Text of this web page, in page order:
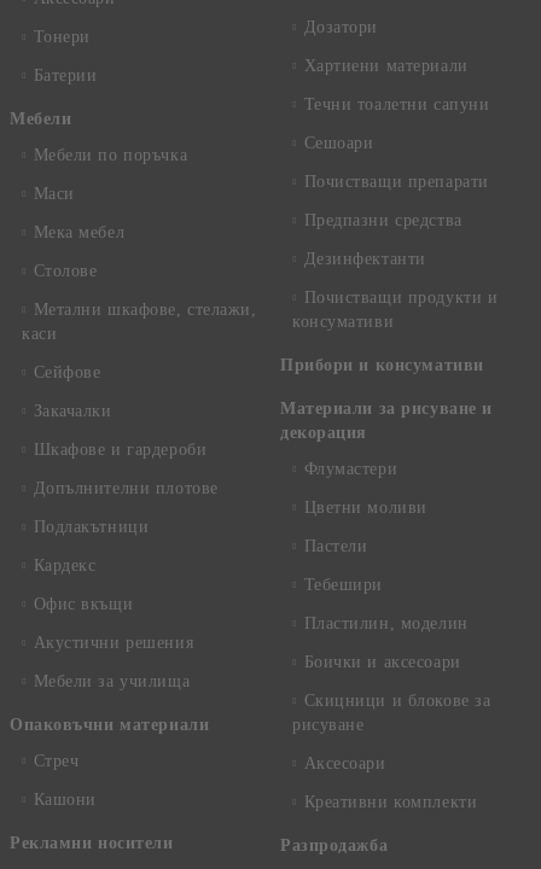
Тонери
Батерии
Mебели
Мебели по поръчка
Маси
Мека мебел
Столове
Метални шкафове, стелажи,
каси
Сейфове
Закачалки
Шкафове и гардероби
Допълнителни плотове
Подлакътници
Кардекс
Офис вкъщи
Акустични решения
Мебели за училища
Опаковъчни материали
Стреч
Кашони
Рекламни носители
Дозатори
Хартиени материали
Течни тоалетни сапуни
Сешоари
Почистващи препарати
Предпазни средства
Дезинфектанти
Почистващи продукти и
консумативи
Прибори и консумативи
Материали за рисуване и
декорация
Флумастери
Цветни моливи
Пастели
Тебешири
Пластилин, моделин
Боички и аксесоари
Скицници и блокове за
рисуване
Аксесоари
Креативни комплекти
Разпродажба